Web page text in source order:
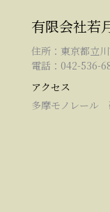
有限会社若
住所：東京都立
電話：042-536-
アクセス
多摩モノレール